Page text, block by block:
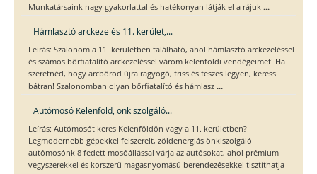
Munkatársaink nagy gyakorlattal és hatékonyan látják el a rájuk ...
Hámlasztó arckezelés 11. kerület,...
Leírás: Szalonom a 11. kerületben található, ahol hámlasztó arckezeléssel
és számos bőrfiatalító arckezeléssel várom kelenföldi vendégeimet! Ha
szeretnéd, hogy arcbőröd újra ragyogó, friss és feszes legyen, keress
bátran! Szalonomban olyan bőrfiatalító és hámlasz ...
Autómosó Kelenföld, önkiszolgáló...
Leírás: Autómosót keres Kelenföldön vagy a 11. kerületben?
Legmodernebb gépekkel felszerelt, zöldenergiás önkiszolgáló
autómosónk 8 fedett mosóállással várja az autósokat, ahol prémium
vegyszerekkel és korszerű magasnyomású berendezésekkel tisztíthatja